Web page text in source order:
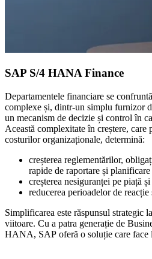
SAP S/4 HANA Finance
Departamentele financiare se
complexe și, dintr-un simplu furnizor
un mecanism de decizie și control în
Această complexitate în creștere, care
costurilor organizaționale, determină:
creșterea reglementărilor,
rapide de raportare și planificare
creșterea nesiguranței pe piață
reducerea perioadelor de reacție
Simplificarea este răspunsul strategic
viitoare. Cu a patra generație de
HANA, SAP oferă o soluție care face